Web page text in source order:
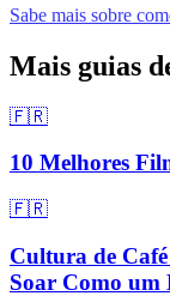
Sabe mais sobre
Mais guias
🇫🇷
10 Melhores
🇫🇷
Cultura de
Soar Como um